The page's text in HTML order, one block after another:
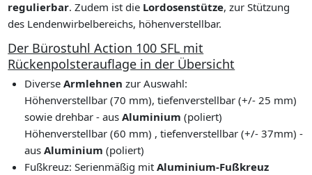
regulierbar. Zudem ist die Lordosenstütze, zur Stützung
des Lendenwirbelbereichs, höhenverstellbar.
Der Bürostuhl Action 100 SFL mit
Rückenpolsterauflage in der Übersicht
DiverseArmlehnen zur Auswahl:
Höhenverstellbar (70 mm), tiefenverstellbar (+/- 25 mm)
sowie drehbar - ausAluminium (poliert)
Höhenverstellbar (60 mm) , tiefenverstellbar (+/- 37mm) -
ausAluminium (poliert)
Fußkreuz: Serienmäßig mitAluminium-Fußkreuz